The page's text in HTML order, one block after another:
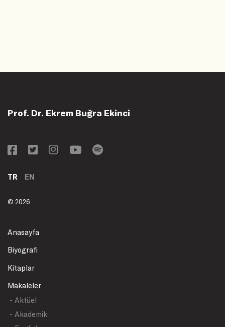
Prof. Dr. Ekrem Buğra Ekinci
TR EN
© 2026
Anasayfa
Biyografi
Kitaplar
Makaleler
- Aktüel
- Akademik